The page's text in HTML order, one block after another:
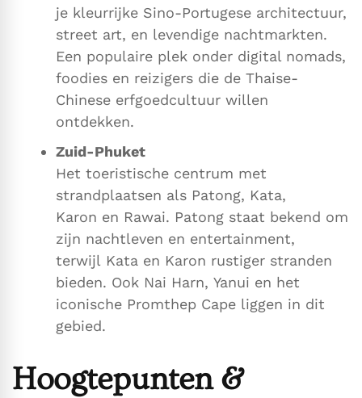
je kleurrijke Sino-Portugese architectuur,
street art, en levendige nachtmarkten.
Een populaire plek onder digital nomads,
foodies en reizigers die de Thaise-
Chinese erfgoedcultuur willen
ontdekken.
Zuid-Phuket
Het toeristische centrum met
strandplaatsen als Patong, Kata,
Karon en Rawai. Patong staat bekend om
zijn nachtleven en entertainment,
terwijl Kata en Karon rustiger stranden
bieden. Ook Nai Harn, Yanui en het
iconische Promthep Cape liggen in dit
gebied.
Hoogtepunten &